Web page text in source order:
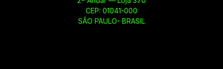
CEP: 01041-000
SÃO PAULO- BRASIL